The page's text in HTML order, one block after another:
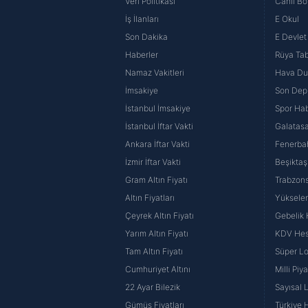
İş İlanları
Son Dakika
Haberler
Namaz Vakitleri
İmsakiye
İstanbul İmsakiye
İstanbul İftar Vakti
Ankara İftar Vakti
İzmir İftar Vakti
Gram Altın Fiyatı
Altın Fiyatları
Çeyrek Altın Fiyatı
Yarım Altın Fiyatı
Tam Altın Fiyatı
Cumhuriyet Altını
22 Ayar Bilezik
Gümüş Fiyatları
E Okul
E
Rüya
Hava
Son
Spor
Gebelik
KDV
Süper
Milli
Sayısal
Türkiye